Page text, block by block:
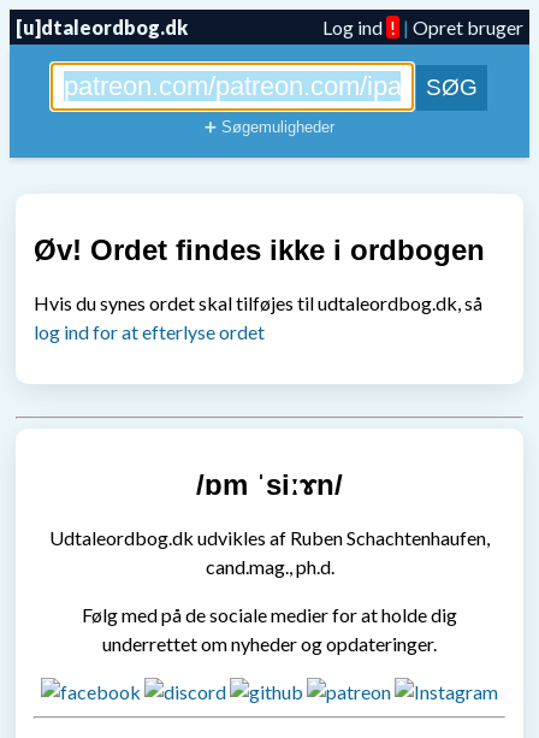
[u]dtaleordbog.dk Log ind ! | Opret bruger
➕ Søgemuligheder
Øv! Ordet findes ikke i ordbogen
Hvis du synes ordet skal tilføjes til udtaleordbog.dk, så
log ind for at efterlyse ordet
/ɒm ˈsiːɤn/
Udtaleordbog.dk udvikles af Ruben Schachtenhaufen,
cand.mag., ph.d.
Følg med på de sociale medier for at holde dig
underrettet om nyheder og opdateringer.